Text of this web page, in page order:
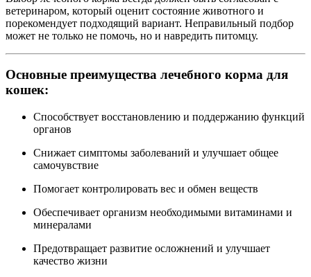
ветеринаром, который оценит состояние животного и
порекомендует подходящий вариант. Неправильный подбор
может не только не помочь, но и навредить питомцу.
Основные преимущества лечебного корма для
кошек:
Способствует восстановлению и поддержанию функций
органов
Снижает симптомы заболеваний и улучшает общее
самочувствие
Помогает контролировать вес и обмен веществ
Обеспечивает организм необходимыми витаминами и
минералами
Предотвращает развитие осложнений и улучшает
качество жизни